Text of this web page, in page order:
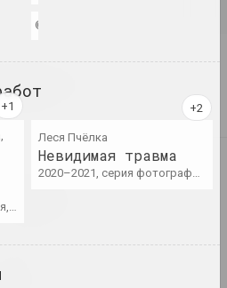
прогулка
живопись
Аксёнов
серия живописи
в Hospitalkirche в Штутгарте, 2022
© Леся Пчёлка
Леся Пчёлка
Невидимая травма
2020–2021, серия фотографий, серия видео